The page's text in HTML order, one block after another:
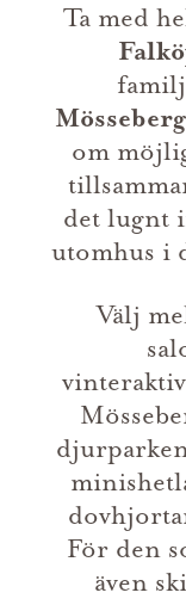
Ta med
om
det lugnt
utomhus i
Välj
För den
även